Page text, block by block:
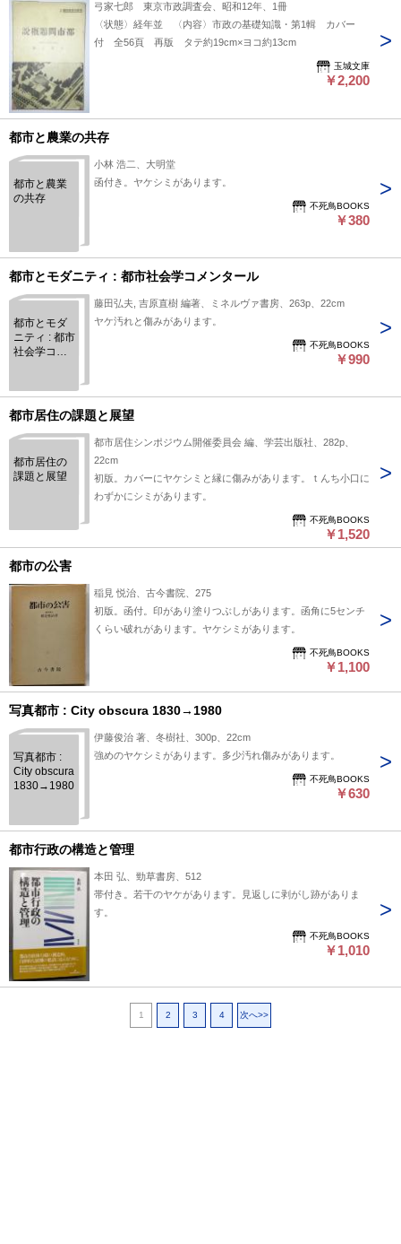
弓家七郎 東京市政調査会、昭和12年、1冊
〈状態〉経年並 〈内容〉市政の基礎知識・第1輯 カバー
付 全56頁 再版 タテ約19cm×ヨコ約13cm
玉城文庫
￥2,200
都市と農業の共存
都市と農業
の共存
小林 浩二、大明堂
函付き。ヤケシミがあります。
不死鳥BOOKS
￥380
都市とモダニティ : 都市社会学コメンタール
都市とモダ
ニティ : 都市
社会学コメ
藤田弘夫, 吉原直樹 編著、ミネルヴァ書房、263p、22cm
ヤケ汚れと傷みがあります。
不死鳥BOOKS
￥990
都市居住の課題と展望
都市居住の
課題と展望
都市居住シンポジウム開催委員会 編、学芸出版社、282p、
22cm
初版。カバーにヤケシミと縁に傷みがあります。ｔんち小口に
わずかにシミがあります。
不死鳥BOOKS
￥1,520
都市の公害
稲見 悦治、古今書院、275
初版。函付。印があり塗りつぶしがあります。函角に5センチ
くらい破れがあります。ヤケシミがあります。
不死鳥BOOKS
￥1,100
写真都市 : City obscura 1830→1980
写真都市 :
City obscura
1830→1980
伊藤俊治 著、冬樹社、300p、22cm
強めのヤケシミがあります。多少汚れ傷みがあります。
不死鳥BOOKS
￥630
都市行政の構造と管理
本田 弘、勁草書房、512
帯付き。若干のヤケがあります。見返しに剥がし跡がありま
す。
不死鳥BOOKS
￥1,010
1 2 3 4 次へ>>